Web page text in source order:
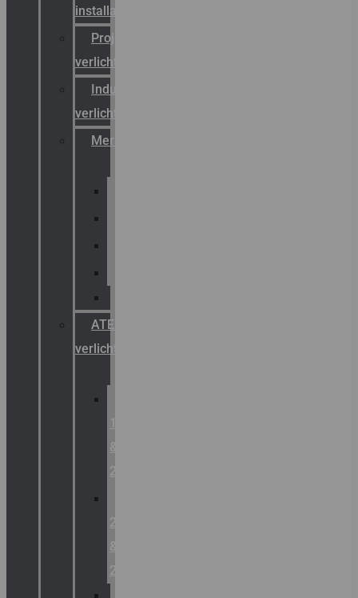
installateurs
Projectreferenties
verlichting
Industriële
verlichting
Merken
ATEX
verlichting
1
&
2
21
&
22